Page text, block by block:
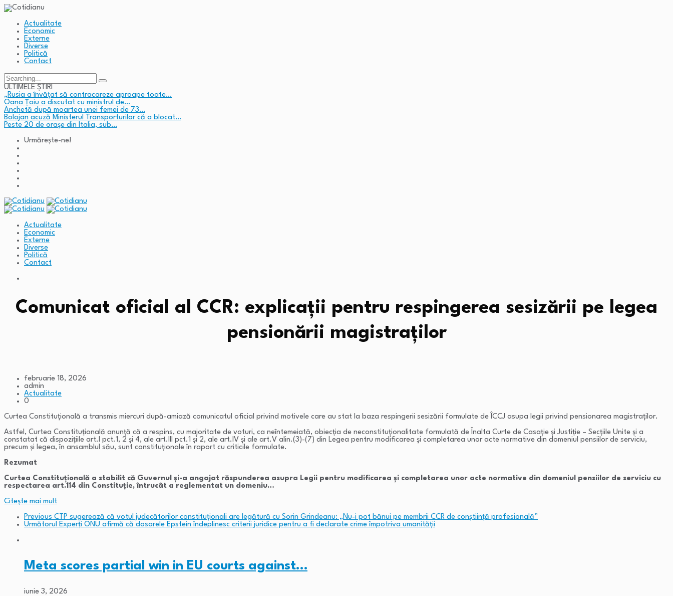
Actualitate
Economic
Externe
Diverse
Politică
Contact
Search
for:
ULTIMELE ȘTIRI
„Rusia a învățat să contracareze aproape toate…
Oana Țoiu a discutat cu ministrul de…
Anchetă după moartea unei femei de 73…
Bolojan acuză Ministerul Transporturilor că a blocat…
Peste 20 de orașe din Italia, sub…
Urmărește-ne!
Actualitate
Economic
Externe
Diverse
Politică
Contact
Comunicat oficial al CCR: explicații pentru respingerea sesizării pe legea
pensionării magistraților
februarie 18, 2026
admin
Actualitate
0
Curtea Constituțională a transmis miercuri după-amiază comunicatul oficial privind motivele care au stat la baza respingerii sesizării formulate de ÎCCJ asupa legii privind pensionarea magistraților.
Astfel, Curtea Constituțională anunță că a respins, cu majoritate de voturi, ca neîntemeiată, obiecția de neconstituționalitate formulată de Înalta Curte de Casație și Justiție – Secțiile Unite și a
constatat că dispozițiile art.I pct.1, 2 și 4, ale art.III pct.1 și 2, ale art.IV și ale art.V alin.(3)-(7) din Legea pentru modificarea și completarea unor acte normative din domeniul pensiilor de serviciu,
precum și legea, în ansamblul său, sunt constituționale în raport cu criticile formulate.
Rezumat
Curtea Constituțională a stabilit că Guvernul și-a angajat răspunderea asupra Legii pentru modificarea și completarea unor acte normative din domeniul pensiilor de serviciu cu
respectarea art.114 din Constituție, întrucât a reglementat un domeniu…
Citeşte mai mult
Previous CTP sugerează că votul judecătorilor constituționali are legătură cu Sorin Grindeanu: „Nu-i pot bănui pe membrii CCR de conștiință profesională”
Următorul
Experți ONU afirmă că dosarele Epstein îndeplinesc criterii juridice pentru a fi declarate crime împotriva umanităţii
Meta scores partial win in EU courts against…
iunie 3, 2026